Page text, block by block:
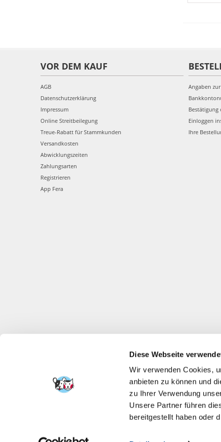
Diese Webseite
Wir verwenden Cookies,
anbieten zu können und
zu Ihrer Verwendung
Unsere Partner führen
bereitgestellt haben oder
VOR DEM KAUF
AGB
Datenschutzerklärung
Impressum
Online Streitbeilegung
Treue-Rabatt für Stammkunden
Versandkosten
Abwicklungszeiten
Zahlungsarten
Registrieren
App Fera
Angaben
Bestätigung
Einloggen
Ihre